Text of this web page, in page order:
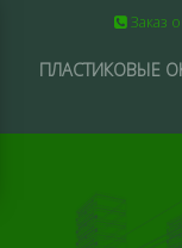
Заказ
ПЛАСТИКОВЫЕ